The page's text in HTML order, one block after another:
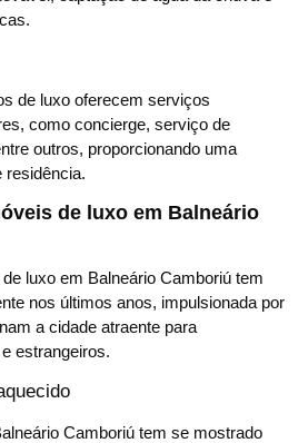
de luxo oferecem serviços
como concierge, serviço de
outros, proporcionando uma
residência.
de luxo em Balneário
luxo em Balneário Camboriú tem
nos últimos anos, impulsionada por
a cidade atraente para
estrangeiros.
Camboriú tem se mostrado